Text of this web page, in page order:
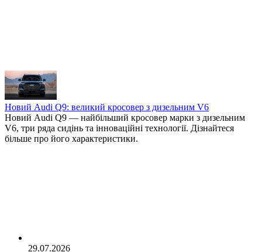
Тренди ринку
Досвід клієнтів
Юридичні аспекти
Ремонт та сертифікація
Огляд авто з США
Новий Audi Q9: великий кросовер з дизельним V6
Новий Audi Q9 — найбільший кросовер марки з дизельним
V6, три ряда сидінь та інноваційні технології. Дізнайтеся
більше про його характеристики.
29.07.2026